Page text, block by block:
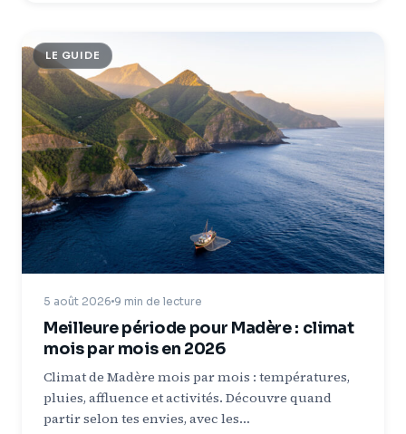
LE GUIDE
5 août 2026 9 min de lecture
Meilleure période pour Madère : climat
mois par mois en 2026
Climat de Madère mois par mois : températures,
pluies, affluence et activités. Découvre quand
partir selon tes envies, avec les…